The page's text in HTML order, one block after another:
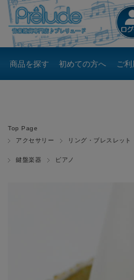
商品を探す 初めての方へ ご
Top Page
アクセサリー
リング・ブレスレット
鍵盤楽器 ピアノ